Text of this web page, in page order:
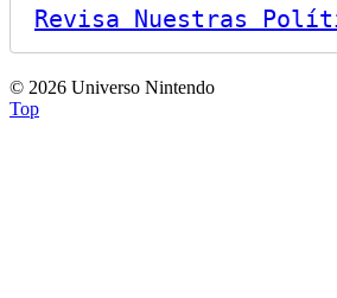
Revisa Nuestras
© 2026 Universo Nintendo
Top